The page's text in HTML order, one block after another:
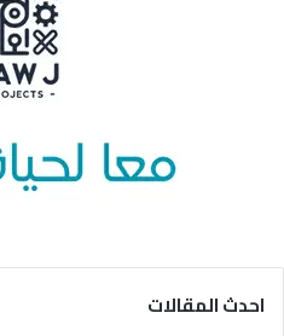
احدث المقالات